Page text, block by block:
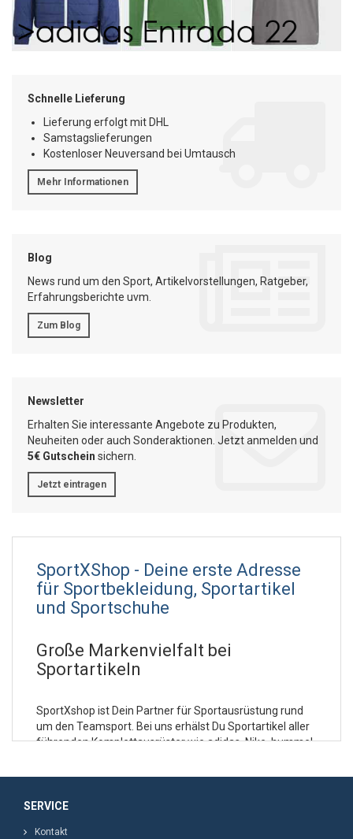
Schnelle Lieferung
Lieferung erfolgt mit DHL
Samstagslieferungen
Kostenloser Neuversand bei Umtausch
Mehr Informationen
Blog
News rund um den Sport, Artikelvorstellungen, Ratgeber,
Erfahrungsberichte uvm.
Zum Blog
Newsletter
Erhalten Sie interessante Angebote zu Produkten,
Neuheiten oder auch Sonderaktionen. Jetzt anmelden und
5€ Gutschein sichern.
Jetzt eintragen
SportXShop - Deine erste Adresse
für Sportbekleidung, Sportartikel
und Sportschuhe
Große Markenvielfalt bei
Sportartikeln
SportXshop ist Dein Partner für Sportausrüstung rund
um den Teamsport. Bei uns erhälst Du Sportartikel aller
führenden Komplettausrüster wie adidas, Nike, hummel,
oder Volleyballsport? Auch hier sind wir mit unseren
bestens aufgestellt. Neben vielfältigem Zubehör von
SERVICE
Kontakt